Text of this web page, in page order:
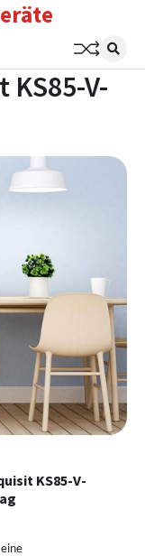
KS85-V-
KS85-V-